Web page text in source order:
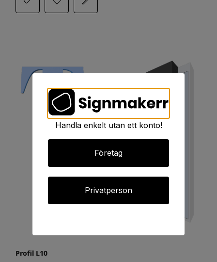
Profil L10
Handla enkelt utan ett konto!
Företag
Privatperson